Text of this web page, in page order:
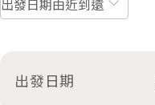
出發日期